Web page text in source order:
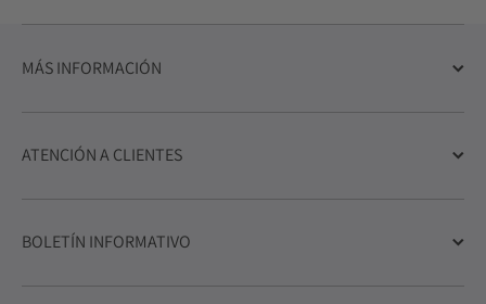
MÁS INFORMACIÓN
ATENCIÓN A CLIENTES
BOLETÍN INFORMATIVO